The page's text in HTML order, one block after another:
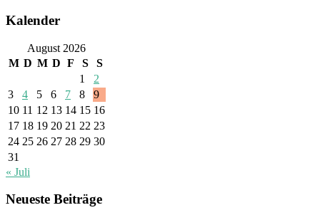
Kalender
August 2026
M D M D F S
S
1
2
3
4 5 6 7 8
9
10 11 12 13 14 15 16
17 18 19 20 21 22 23
24 25 26 27 28 29 30
31
« Juli
Neueste Beiträge